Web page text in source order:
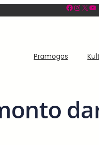
Facebook InstagramX YouTube
Pramogos